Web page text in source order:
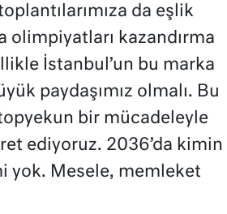
da eşlik
olimpiyatları kazandırma
İstanbul’un bu marka
paydaşımız olmalı. Bu
bir mücadeleyle
ediyoruz. 2036’da kimin
yok. Mesele, memleket